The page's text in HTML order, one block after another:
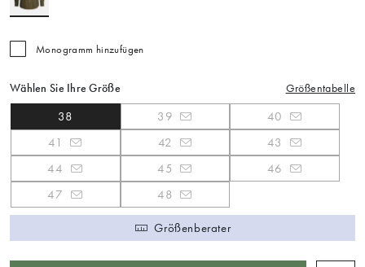
Monogramm hinzufügen
Wählen Sie Ihre Größe Größentabelle
38 39
40
41
42
43
44
45
46
47
48
Größenberater